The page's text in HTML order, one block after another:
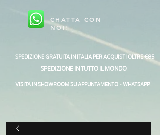
CHATTA CON
NOI!
SPEDIZIONE GRATUITA IN ITALIA PER ACQUISTI OLTRE €85
SPEDIZIONE IN TUTTO IL MONDO
VISITA IN SHOWROOM SU APPUNTAMENTO - WHATSAPP